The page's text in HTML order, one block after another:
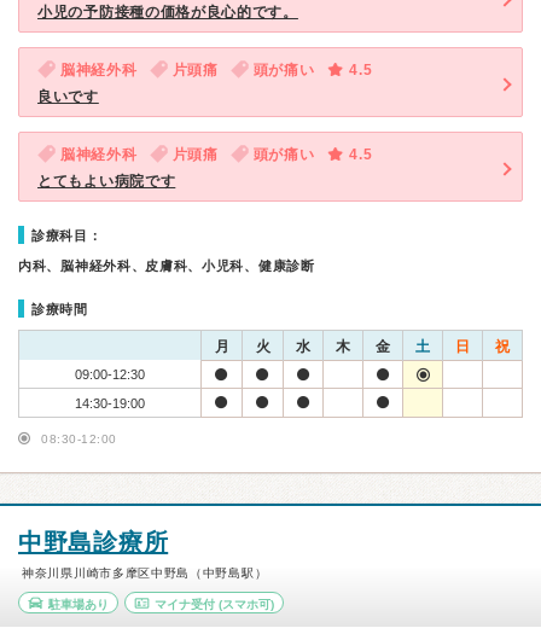
小児の予防接種の価格が良心的です。
脳神経外科 片頭痛 頭が痛い
4.5
良いです
脳神経外科 片頭痛 頭が痛い
4.5
とてもよい病院です
診療科目：
内科、脳神経外科、皮膚科、小児科、健康診断
診療時間
月 火 水 木 金 土 日 祝
09:00-12:30
14:30-19:00
08:30-12:00
中野島診療所
神奈川県川崎市多摩区中野島（中野島駅）
駐車場あり マイナ受付(スマホ可)